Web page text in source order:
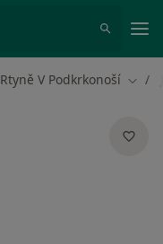
Rtyně V Podkrkonoší